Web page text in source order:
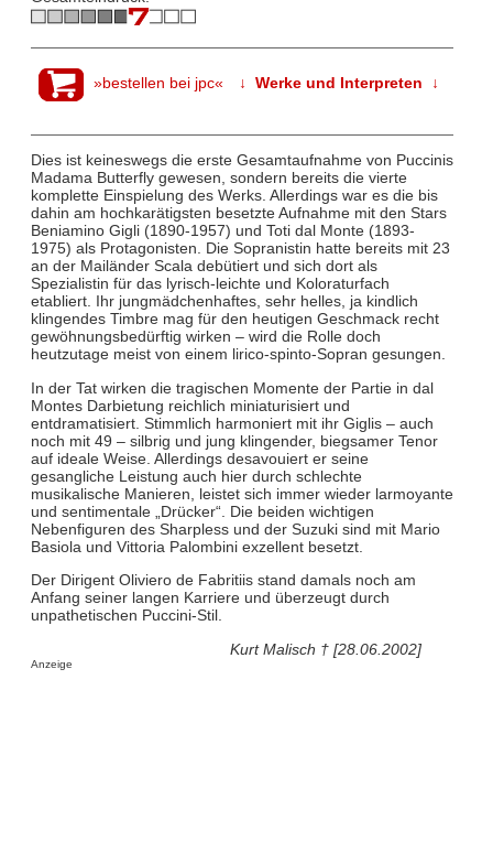
»bestellen bei jpc« ↓ Werke und Interpreten ↓
Dies ist keineswegs die erste Gesamtaufnahme von Puccinis
Madama Butterfly gewesen, sondern bereits die vierte
komplette Einspielung des Werks. Allerdings war es die bis
dahin am hochkarätigsten besetzte Aufnahme mit den Stars
Beniamino Gigli (1890-1957) und Toti dal Monte (1893-
1975) als Protagonisten. Die Sopranistin hatte bereits mit 23
an der Mailänder Scala debütiert und sich dort als
Spezialistin für das lyrisch-leichte und Koloraturfach
etabliert. Ihr jungmädchenhaftes, sehr helles, ja kindlich
klingendes Timbre mag für den heutigen Geschmack recht
gewöhnungsbedürftig wirken – wird die Rolle doch
heutzutage meist von einem lirico-spinto-Sopran gesungen.
In der Tat wirken die tragischen Momente der Partie in dal
Montes Darbietung reichlich miniaturisiert und
entdramatisiert. Stimmlich harmoniert mit ihr Giglis – auch
noch mit 49 – silbrig und jung klingender, biegsamer Tenor
auf ideale Weise. Allerdings desavouiert er seine
gesangliche Leistung auch hier durch schlechte
musikalische Manieren, leistet sich immer wieder larmoyante
und sentimentale „Drücker“. Die beiden wichtigen
Nebenfiguren des Sharpless und der Suzuki sind mit Mario
Basiola und Vittoria Palombini exzellent besetzt.
Der Dirigent Oliviero de Fabritiis stand damals noch am
Anfang seiner langen Karriere und überzeugt durch
unpathetischen Puccini-Stil.
Kurt Malisch † [28.06.2002]
Anzeige